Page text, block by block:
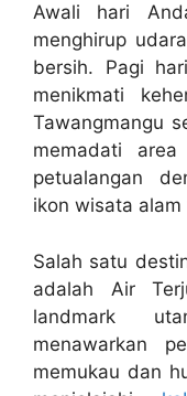
Awali hari
menghirup
bersih. Pagi
menikmati
Tawangmangu
memadati
petualangan
ikon wisata
Salah satu
adalah Air
landmark
menawarkan
memukau dan